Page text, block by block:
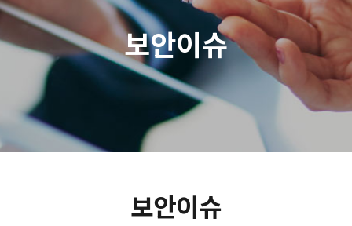
보안이슈
보안이슈